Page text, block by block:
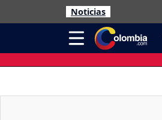
Noticias